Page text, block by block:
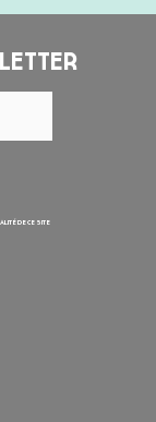
de ce site